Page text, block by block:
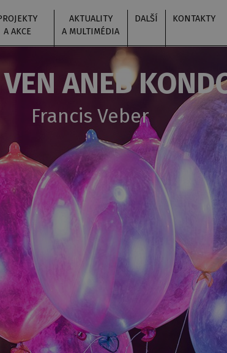
A AKCE
AKTUALITY
A MULTIMÉDIA
DALŠÍ KONTAKTY
ANEB
Francis Veber